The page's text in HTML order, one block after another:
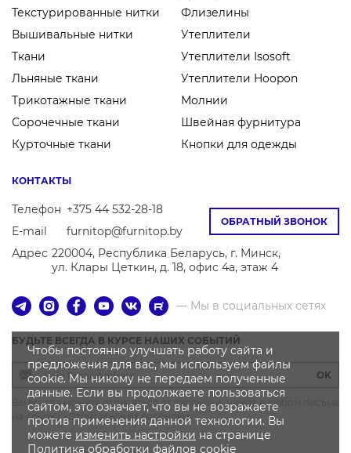
Текстурированные нитки
Вышивальные нитки
Ткани
Льняные ткани
Трикотажные ткани
Сорочечные ткани
Курточные ткани
Флизелины
Утеплители
Утеплители Isosoft
Утеплители Hoopon
Молнии
Швейная фурнитура
Кнопки для одежды
ОБРАТНЫЙ ЗВОНОК
КОНТАКТЫ
Телефон +375 44 532-28-18
E-mail
furnitop@furnitop.by
Адрес 220004, Республика Беларусь, г. Минск,
ул. Клары Цеткин, д. 18, офис 4а, этаж 4
— Мы в социальных сетях
БУДЬТЕ ВСЕГДА В КУРСЕ НАШИХ СОБЫТИЙ
OK
Вы всегда можете отписаться от рассылки, нажав в любом письме
на ссылку «Отписаться от рассылки»
Чтобы постоянно улучшать работу сайта и
предложения для вас, мы используем файлы
cookie. Мы никому не передаем полученные
данные. Если вы продолжаете пользоваться
сайтом, это означает, что вы не возражаете
против применения данной технологии. Вы
можете изменить настройки на странице
Политика обработки файлов cookie